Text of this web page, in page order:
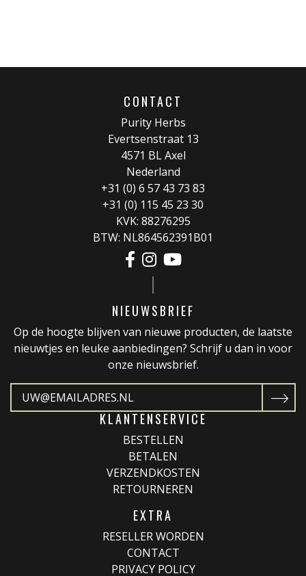
CONTACT
Purity Herbs
Evertsenstraat 13
4571 BL Axel
Nederland
+31 (0) 6 57 43 73 83
+31 (0) 115 45 23 30
KVK: 88276295
BTW: NL864562391B01
NIEUWSBRIEF
Op de hoogte blijven van nieuwe producten, de laatste
nieuwtjes en leuke aanbiedingen? Schrijf u dan in voor
onze nieuwsbrief.
KLANTENSERVICE
BESTELLEN
BETALEN
VERZENDKOSTEN
RETOURNEREN
EXTRA
RESELLER WORDEN
CONTACT
PRIVACY POLICY